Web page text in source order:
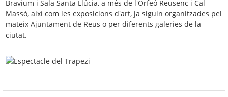
Bravium i Sala Santa Llúcia, a més de l'Orfeó Reusenc i Cal
Massó, així com les exposicions d'art, ja siguin organitzades pel
mateix Ajuntament de Reus o per diferents galeries de la
ciutat.